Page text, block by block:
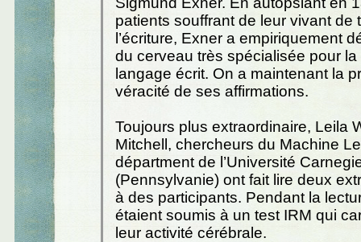
patients souffrant de leur vivant de
l’écriture, Exner a empiriquement
du cerveau très spécialisée pour
langage écrit. On a maintenant la
véracité de ses affirmations.
Toujours plus extraordinaire, Leila
Mitchell, chercheurs du Machine
départment de l’Université
(Pennsylvanie) ont fait lire deux
à des participants. Pendant la
étaient soumis à un test IRM qui
leur activité cérébrale.